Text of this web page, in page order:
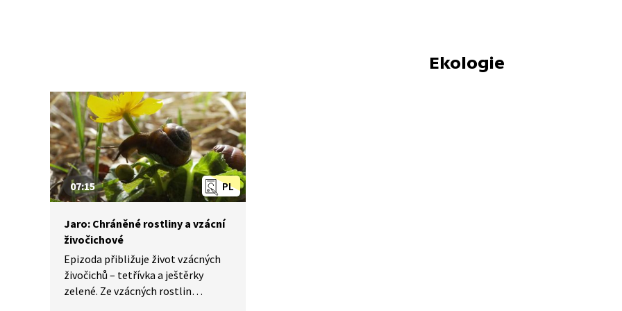
Ekologie
PL
07:15
Jaro: Chráněné rostliny a vzácní
živočichové
Epizoda přibližuje život vzácných
živočichů – tetřívka a ještěrky
zelené. Ze vzácných rostlin